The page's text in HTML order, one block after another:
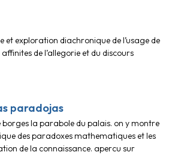
et exploration diachronique de l’usage de
de l’allegorie et du discours
paradojas
borges la parabole du palais. on y montre
des paradoxes mathematiques et les
de la connaissance. apercu sur